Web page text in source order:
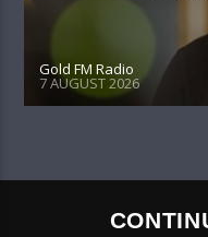
Gold FM Radio
7 AUGUST 2026